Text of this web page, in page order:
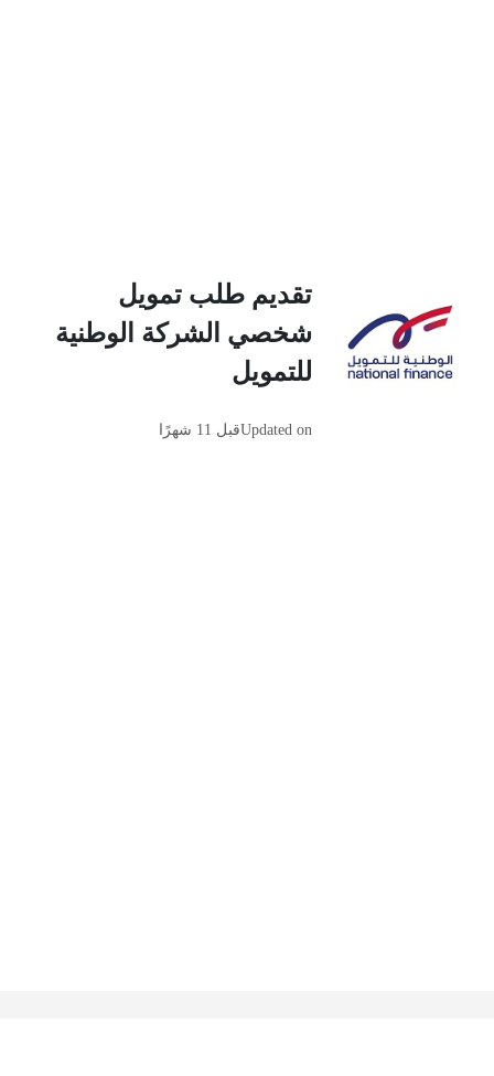
تقديم طلب تمويل
شخصي الشركة الوطنية
للتمويل
Updated onقبل 11 شهرًا